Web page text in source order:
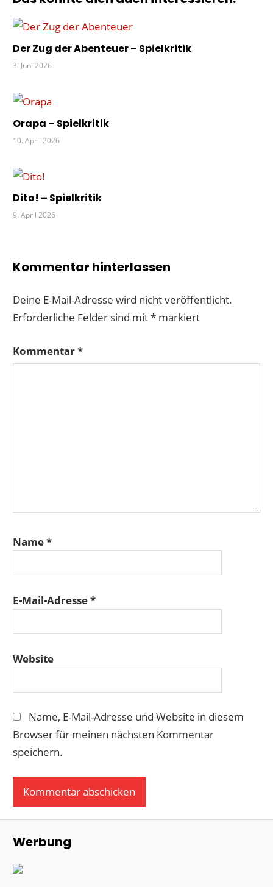
SCHWEIZ
Der Zug der Abenteuer – Spielkritik
3. Juni 2026
Orapa – Spielkritik
10. April 2026
Dito! – Spielkritik
9. April 2026
Kommentar hinterlassen
Deine E-Mail-Adresse wird nicht veröffentlicht.
Erforderliche Felder sind mit* markiert
Kommentar*
Name*
E-Mail-Adresse*
Website
Name, E-Mail-Adresse und Website in diesem
Browser für meinen nächsten Kommentar
speichern.
Werbung